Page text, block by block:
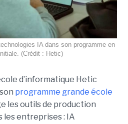
IA dans son programme en
(Crédit : Hetic)
d’informatique Hetic
programme grande école
les outils de production
les entreprises : IA